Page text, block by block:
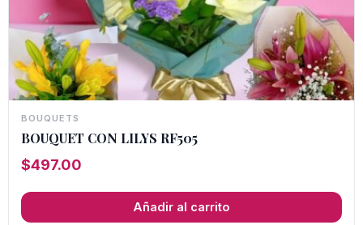
BOUQUETS
BOUQUET CON LILYS RF505
$497.00
Añadir al carrito